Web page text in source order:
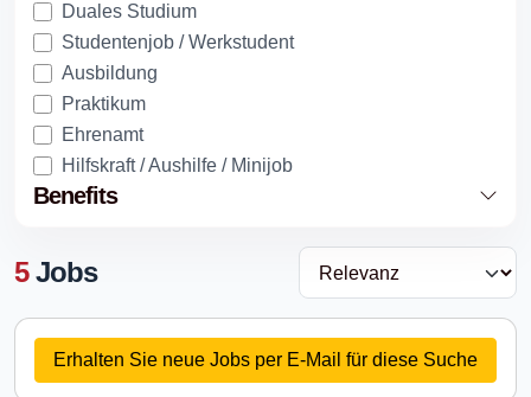
Duales Studium
Studentenjob / Werkstudent
Ausbildung
Praktikum
Ehrenamt
Hilfskraft / Aushilfe / Minijob
Benefits
5Jobs
Erhalten Sie neue Jobs per E-Mail für diese Suche